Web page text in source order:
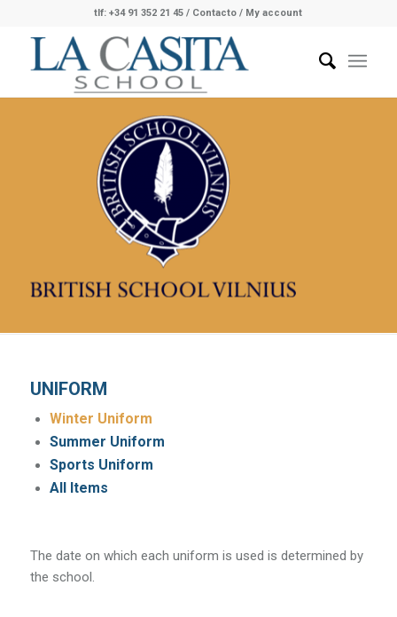
tlf: +34 91 352 21 45 / Contacto/ My account
UNIFORM
Winter Uniform
Summer Uniform
Sports Uniform
All Items
The date on which each uniform is used is determined by
the school.